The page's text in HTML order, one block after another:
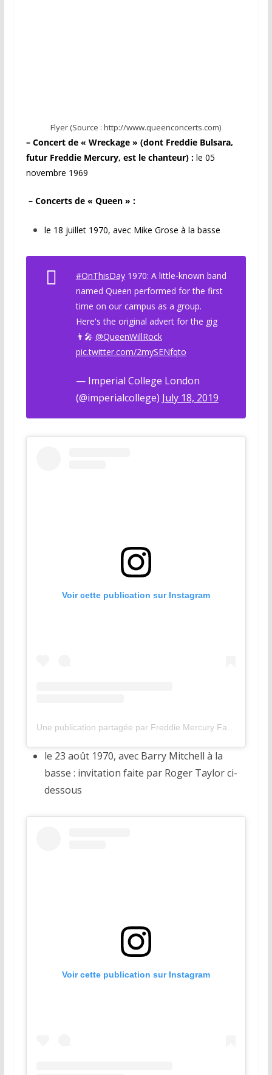
Flyer (Source : http://www.queenconcerts.com)
– Concert de « Wreckage » (dont Freddie Bulsara,
futur Freddie Mercury, est le chanteur) : le 05
novembre 1969
– Concerts de « Queen » :
le 18 juillet 1970, avec Mike Grose à la basse
#OnThisDay1970: A little-known band
named Queen performed for the first
time on our campus as a group.
Here's the original advert for the gig
👨‍🎤 @QueenWillRock
pic.twitter.com/2mySENfqto
— Imperial College London
(@imperialcollege) July 18, 2019
Voir cette publication sur Instagram
Une publication partagée par Freddie Mercury Fanpage (@magnificofreddiemercury)
le 23 août 1970, avec Barry Mitchell à la
basse : invitation faite par Roger Taylor ci-
dessous
Voir cette publication sur Instagram